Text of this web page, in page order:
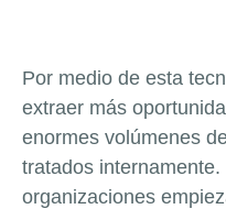
Por medio de esta
extraer más
enormes volúmenes
tratados
organizaciones